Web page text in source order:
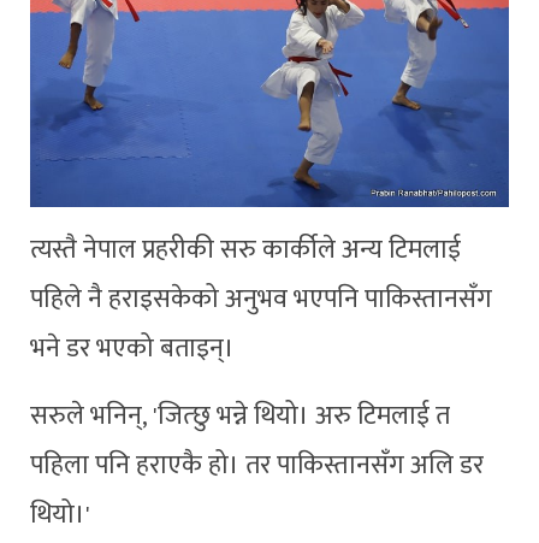
त्यस्तै नेपाल प्रहरीकी सरु कार्कीले अन्य टिमलाई
पहिले नै हराइसकेको अनुभव भएपनि पाकिस्तानसँग
भने डर भएको बताइन्।
सरुले भनिन्, 'जित्छु भन्ने थियो। अरु टिमलाई त
पहिला पनि हराएकै हो। तर पाकिस्तानसँग अलि डर
थियो।'